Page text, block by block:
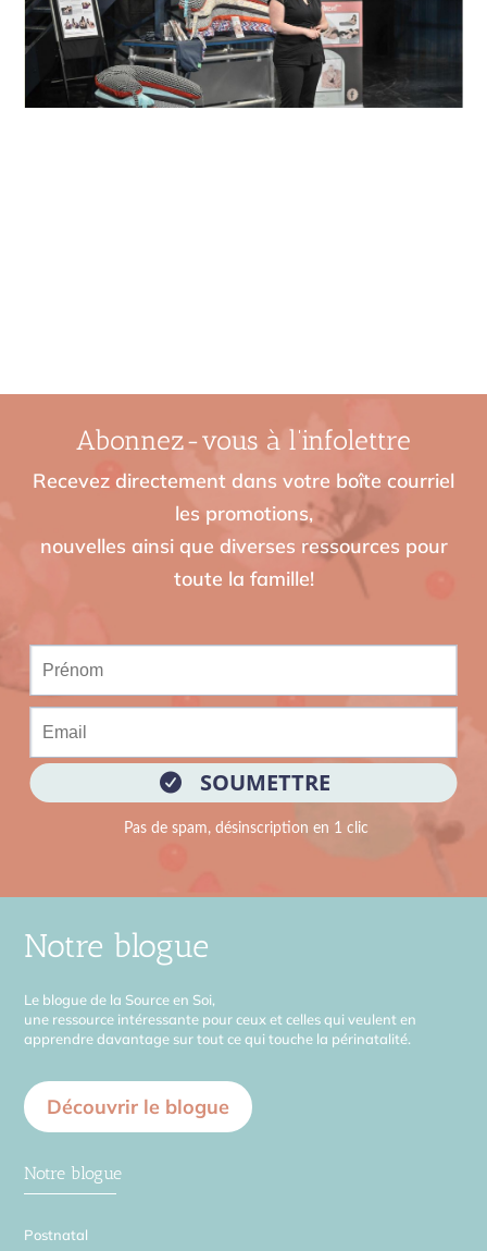
Abonnez-vous à l’infolettre
Recevez directement dans votre boîte courriel
les promotions,
nouvelles ainsi que diverses ressources pour
toute la famille!
Notre blogue
Le blogue de la Source en Soi,
une ressource intéressante pour ceux et celles qui veulent en
apprendre davantage sur tout ce qui touche la périnatalité.
Découvrir le blogue
Notre blogue
Postnatal